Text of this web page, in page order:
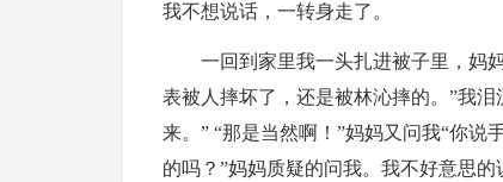
我不想说话，一转身走了。
一回到家里我一头扎进被子里，妈
表被人摔坏了，还是被林沁摔的。”我
来。” “那是当然啊！”妈妈又问我“你
的吗？”妈妈质疑的问我。我不好意思的